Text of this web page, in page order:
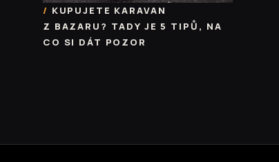
KUPUJETE KARAVAN
Z BAZARU? TADY JE 5 TIPŮ, NA
CO SI DÁT POZOR